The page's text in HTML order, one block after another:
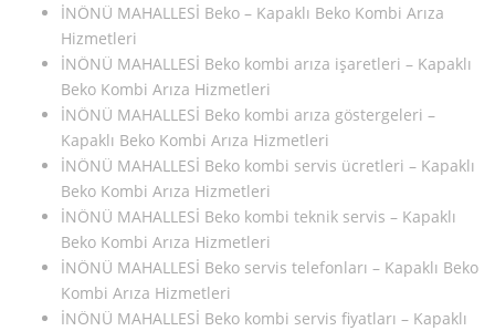
İNÖNÜ MAHALLESİ Beko – Kapaklı Beko Kombi Arıza
Hizmetleri
İNÖNÜ MAHALLESİ Beko kombi arıza işaretleri – Kapaklı
Beko Kombi Arıza Hizmetleri
İNÖNÜ MAHALLESİ Beko kombi arıza göstergeleri –
Kapaklı Beko Kombi Arıza Hizmetleri
İNÖNÜ MAHALLESİ Beko kombi servis ücretleri – Kapaklı
Beko Kombi Arıza Hizmetleri
İNÖNÜ MAHALLESİ Beko kombi teknik servis – Kapaklı
Beko Kombi Arıza Hizmetleri
İNÖNÜ MAHALLESİ Beko servis telefonları – Kapaklı Beko
Kombi Arıza Hizmetleri
İNÖNÜ MAHALLESİ Beko kombi servis fiyatları – Kapaklı